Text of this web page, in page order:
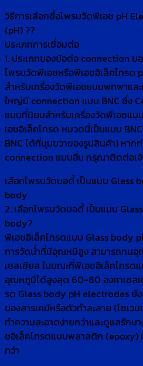
วิธีการเลือกซื้อโพรบวัดพีเอช pH
(pH) ??
ประเภทการเชื่อมต่อ
1. ประเภทของข้อต่อ connection
โพรบวัดพีเอชหรือพีเอชอิเล็คโทรด
สำหรับเครื่องวัดพีเอชแบบพกพาแล
ใหญ่มี connection แบบ BNC ซึ่ง
แบบที่นิยมสำหรับเครื่องวัดพีเอชแบ
เอชอิเล็คโทรด หมวดนี้เป็นแบบ
BNC ได้ที่มุมขวาของรูปสินค้า) หาก
connection แบบอื่น กรุณาติดต่อเ
เลือกโพรบวัดบอดี้ เป็นแบบ Glass
body
2. เลือกโพรบวัดบอดี้ เป็นแบบ
body?
พีเอชอิเล็คโทรดแบบ Glass body
การวัดน้ำที่มีอุณหมิสูง สามารถทน
เซลเซียส ในขณะที่พีเอชอิเล็คโทร
อุณหภูมิได้สูงสุด 60-80 องศาเซลเ
รด Glass body pH electrodes ยั
ของสารเคมีหรือตัวทำละลาย (โซเว
ทำความสะอาดง่ายกว่าและดูแลรักษ
ชอิเล็คโทรดแบบพลาสติก (epoxy)
กว่า